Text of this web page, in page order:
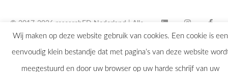
© 2017-2026 researchED Nederland | Alle
rechten voorbehouden |
contact@researchED.eu
Wij maken op deze website gebruik van cookies. Een cookie is een
eenvoudig klein bestandje dat met pagina’s van deze website
meegestuurd en door uw browser op uw harde schrijf van uw